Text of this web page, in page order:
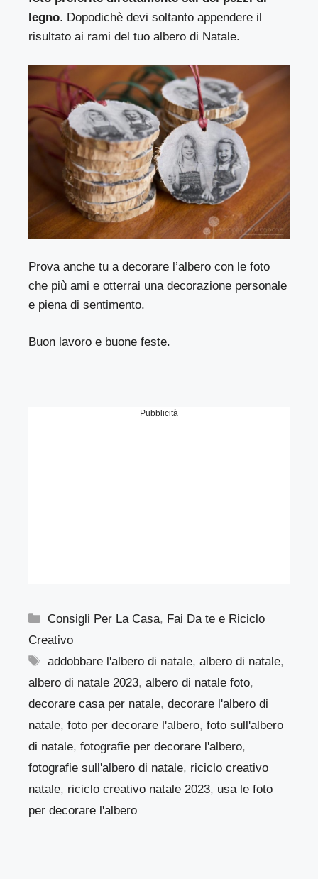
legno. Dopodichè devi soltanto appendere il
risultato ai rami del tuo albero di Natale.
Prova anche tu a decorare l’albero con le foto
che più ami e otterrai una decorazione personale
e piena di sentimento.
Buon lavoro e buone feste.
Pubblicità
Categorie
Consigli Per La Casa, Fai Da te e Riciclo
Creativo
Tag
addobbare l'albero di natale,albero di natale,
albero di natale 2023, albero di natale foto,
decorare casa per natale, decorare l'albero di
natale, foto per decorare l'albero, foto sull'albero
di natale, fotografie per decorare l'albero,
fotografie sull'albero di natale, riciclo creativo
natale, riciclo creativo natale 2023, usa le foto
per decorare l'albero